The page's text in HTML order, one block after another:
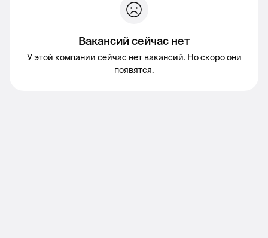
Вакансий сейчас нет
У этой компании сейчас нет вакансий. Но скоро они
появятся.